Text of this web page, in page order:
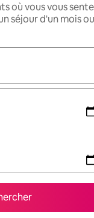
où vous vous
séjour d'un mois ou
utilisez les